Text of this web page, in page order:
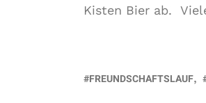
Kisten Bier ab.
FREUNDSCHAFTSLAUF